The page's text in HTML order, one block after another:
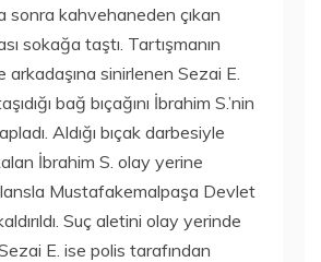
sonra kahvehaneden çıkan
sokağa taştı. Tartışmanın
arkadaşına sinirlenen Sezai E.
bağ bıçağını İbrahim S.’nin
Aldığı bıçak darbesiyle
İbrahim S. olay yerine
Mustafakemalpaşa Devlet
Suç aletini olay yerinde
E. ise polis tarafından